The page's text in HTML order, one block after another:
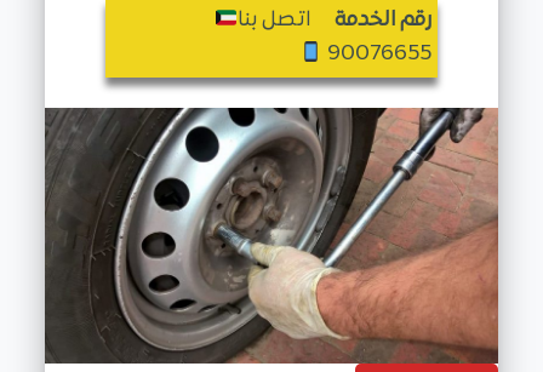
رقم الخدمة
اتصل بنا
90076655